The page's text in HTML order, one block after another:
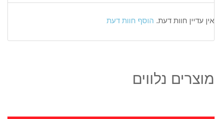
אין עדיין חוות דעת. הוסף חוות דעת
מוצרים נלווים